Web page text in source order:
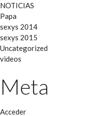
NOTICIAS
Papa
sexys 2014
sexys 2015
Uncategorized
videos
Meta
Acceder